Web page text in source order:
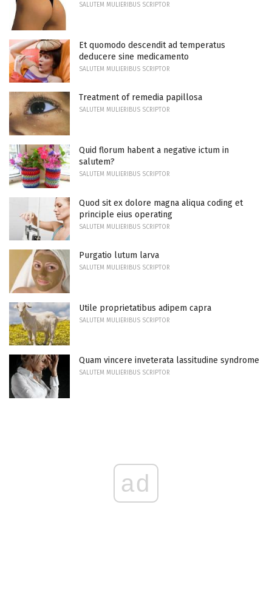
SALUTEM MULIERIBUS SCRIPTOR
Et quomodo descendit ad temperatus
deducere sine medicamento
SALUTEM MULIERIBUS SCRIPTOR
Treatment of remedia papillosa
SALUTEM MULIERIBUS SCRIPTOR
Quid florum habent a negative ictum in
salutem?
SALUTEM MULIERIBUS SCRIPTOR
Quod sit ex dolore magna aliqua coding et
principle eius operating
SALUTEM MULIERIBUS SCRIPTOR
Purgatio lutum larva
SALUTEM MULIERIBUS SCRIPTOR
Utile proprietatibus adipem capra
SALUTEM MULIERIBUS SCRIPTOR
Quam vincere inveterata lassitudine syndrome
SALUTEM MULIERIBUS SCRIPTOR
ad